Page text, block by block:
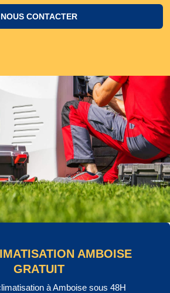
NOUS CONTACTER
AMBOISE
GRATUIT
à Amboise sous 48H